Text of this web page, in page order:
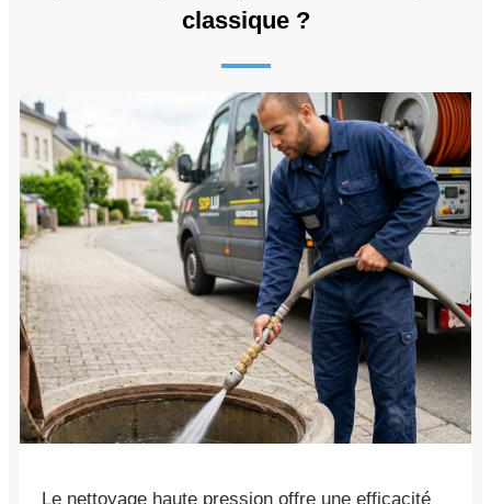
classique ?
Le nettoyage haute pression offre une efficacité